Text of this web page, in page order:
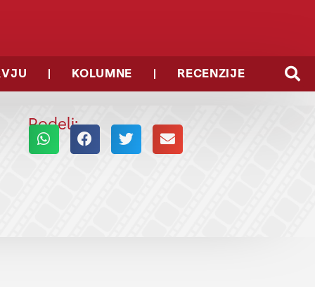
KOLUMNE RECENZIJE
Podeli: